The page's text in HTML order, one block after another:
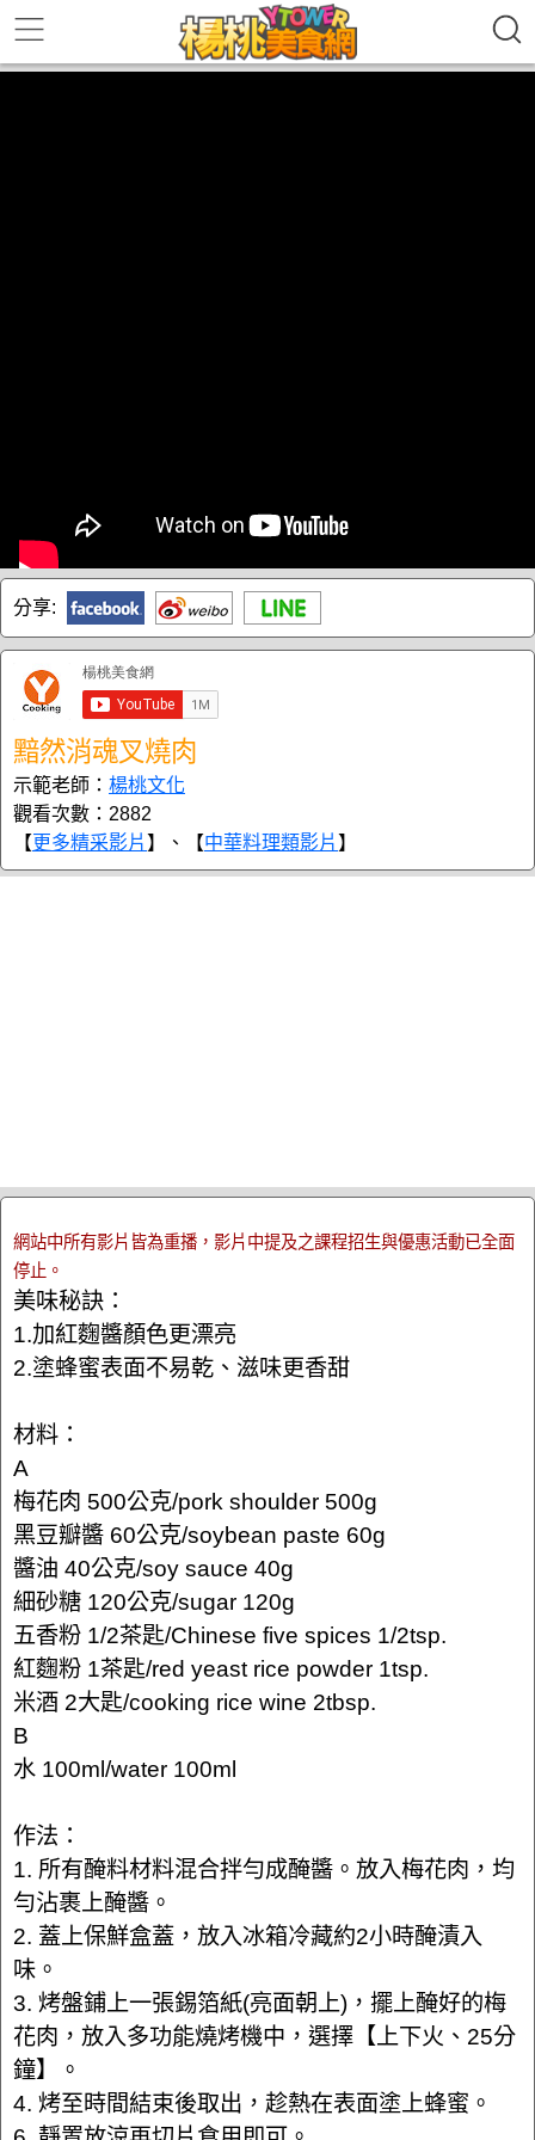
分享:
黯然消魂叉燒肉
示範老師： 楊桃文化
觀看次數：2882
【更多精采影片 】、【中華料理類影片 】
網站中所有影片皆為重播，影片中提及之課程招生與優惠活動已全面
停止。
美味秘訣：
1.加紅麴醬顏色更漂亮
2.塗蜂蜜表面不易乾、滋味更香甜
材料：
A
梅花肉 500公克/pork shoulder 500g
黑豆瓣醬 60公克/soybean paste 60g
醬油 40公克/soy sauce 40g
細砂糖 120公克/sugar 120g
五香粉 1/2茶匙/Chinese five spices 1/2tsp.
紅麴粉 1茶匙/red yeast rice powder 1tsp.
米酒 2大匙/cooking rice wine 2tbsp.
B
水 100ml/water 100ml
作法：
1. 所有醃料材料混合拌勻成醃醬。放入梅花肉，均
勻沾裹上醃醬。
2. 蓋上保鮮盒蓋，放入冰箱冷藏約2小時醃漬入
味。
3. 烤盤鋪上一張錫箔紙(亮面朝上)，擺上醃好的梅
花肉，放入多功能燒烤機中，選擇【上下火、25分
鐘】。
4. 烤至時間結束後取出，趁熱在表面塗上蜂蜜。